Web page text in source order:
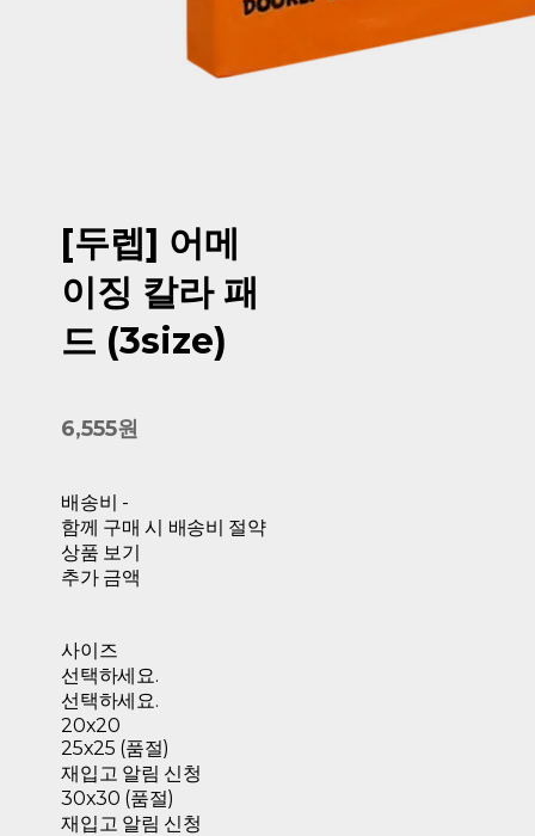
[두렙] 어메
이징 칼라 패
드 (3size)
6,555원
배송비 -
함께 구매 시 배송비 절약
상품 보기
추가 금액
사이즈
선택하세요.
선택하세요.
20x20
25x25 (품절)
재입고 알림 신청
30x30 (품절)
재입고 알림 신청